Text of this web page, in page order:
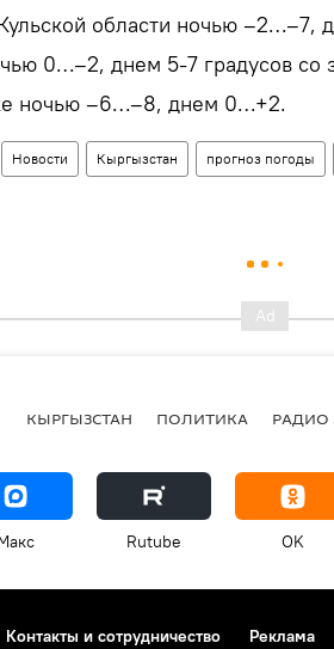
области ночью –2…–7,
0…–2, днем 5-7 градусов со
ночью –6…–8, днем 0…+2.
Новости Кыргызстан прогноз погоды
КЫРГЫЗСТАН ПОЛИТИКА РАДИО
Rutube OK
Контакты и сотрудничество Реклама